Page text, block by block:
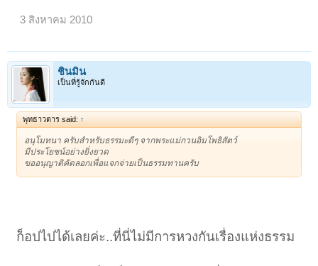
3 สิงหาคม 2010
ชินมิน
เป็นที่รู้จักกันดี
พุทธาวตาร said: ↑
อนุโมทนา ครับสำหรับธรรมะดีๆ จากพระแม่กวนอิมโพธิสัตว์
มีประโยชน์อย่างยิ่งยวด
ขออนุญาติคัดลอกเพื่อแจกจ่ายเป็นธรรมทานครับ
ก็อปไปได้เลยค่ะ..ที่นี่ไม่มีการหวงกันเรื่องแห่งธรรม